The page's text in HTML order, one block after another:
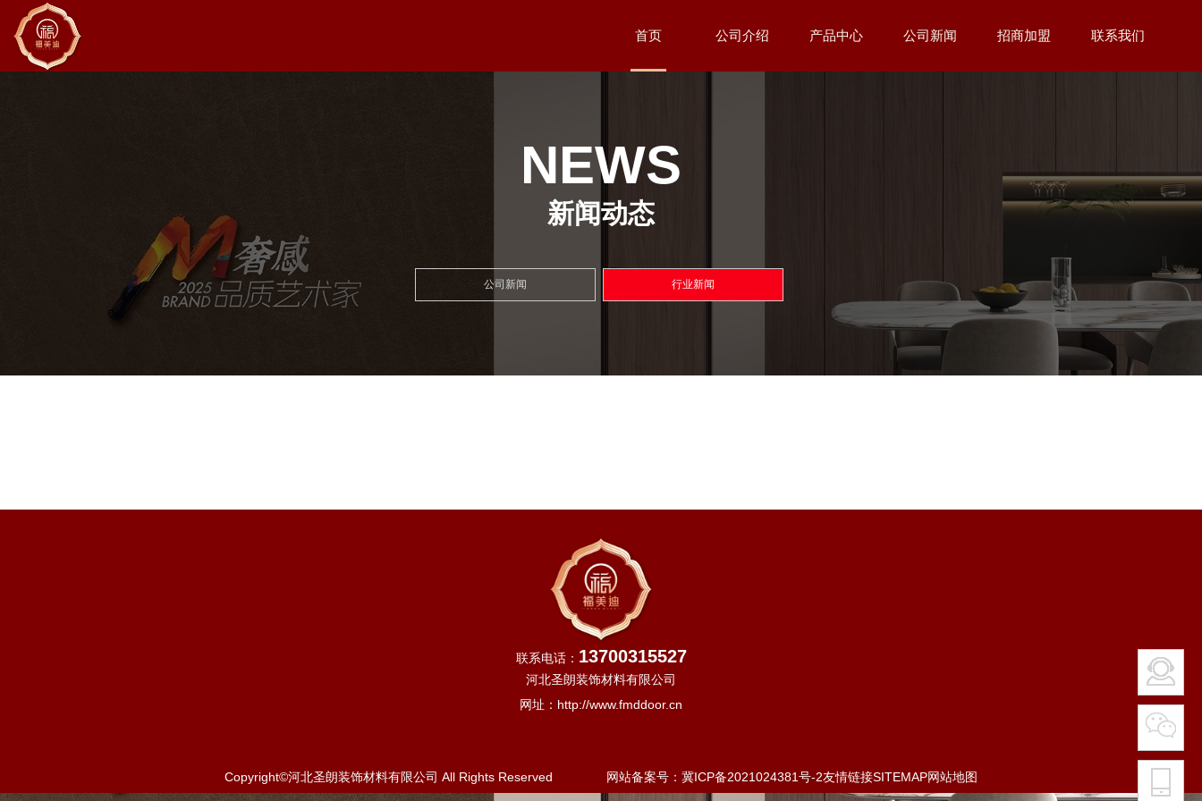
首页 公司介绍 产品中心 公司新闻 招商加盟 联系我们
NEWS
新闻动态
公司新闻 行业新闻
联系电话： 13700315527
河北圣朗装饰材料有限公司
网址： http://www.fmddoor.cn
Copyright©河北圣朗装饰材料有限公司 All Rights Reserved 网站备案号： 冀ICP备2021024381号-2友情链接SITEMAP网站地图